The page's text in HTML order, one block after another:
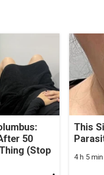
50
(Stop
This
4 h 5 min